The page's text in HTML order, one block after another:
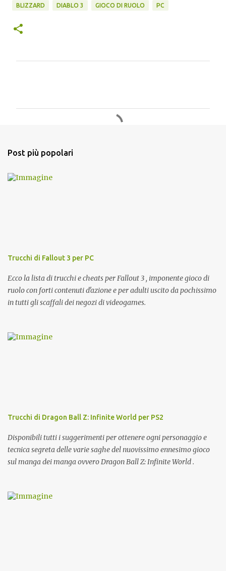
BLIZZARD DIABLO 3 GIOCO DI RUOLO PC
i
Post più popolari
Trucchi di Fallout 3 per PC
Ecco la lista di trucchi e cheats per Fallout 3 , imponente gioco di
ruolo con forti contenuti d'azione e per adulti uscito da pochissimo
in tutti gli scaffali dei negozi di videogames.
Trucchi di Dragon Ball Z: Infinite World per PS2
Disponibili tutti i suggerimenti per ottenere ogni personaggio e
tecnica segreta delle varie saghe del nuovissimo ennesimo gioco
sul manga dei manga ovvero Dragon Ball Z: Infinite World .